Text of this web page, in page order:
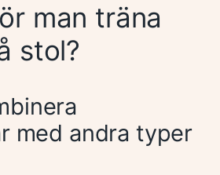
man träna
stol?
med andra typer